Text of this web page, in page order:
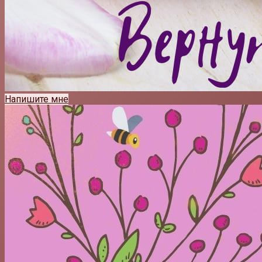
Напишите мне